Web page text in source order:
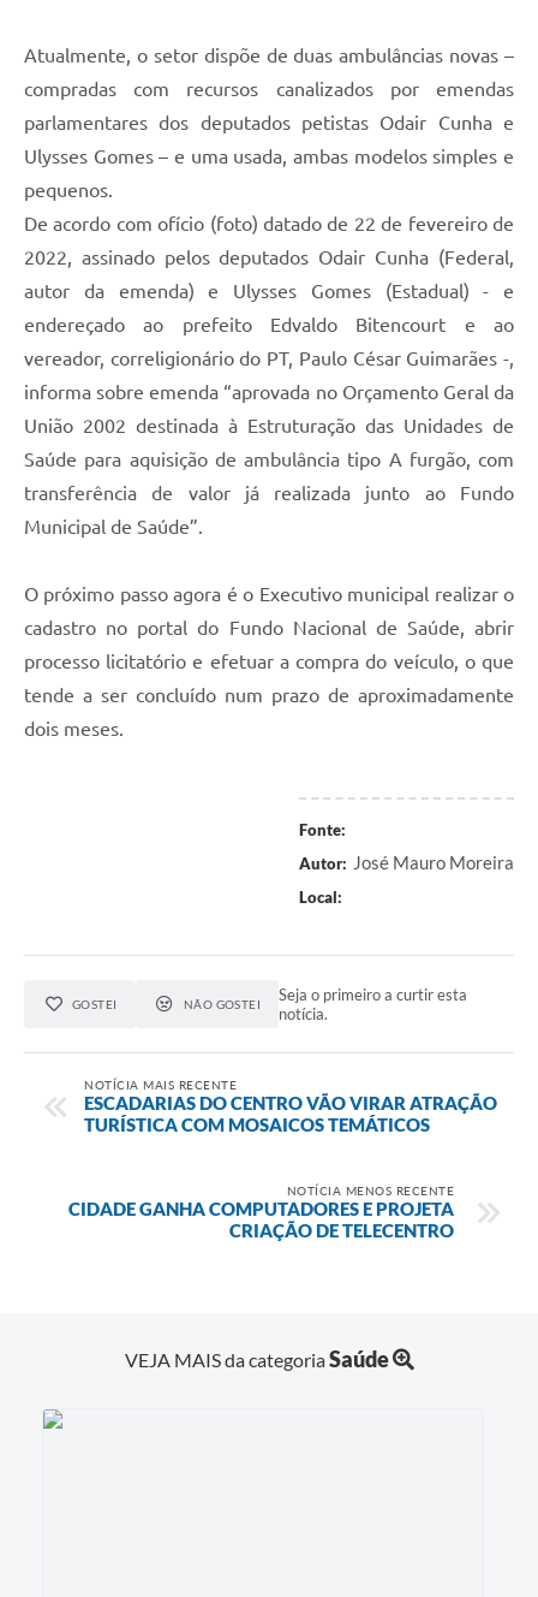
Atualmente, o setor dispõe de duas ambulâncias novas –
compradas com recursos canalizados por emendas
parlamentares dos deputados petistas Odair Cunha e
Ulysses Gomes – e uma usada, ambas modelos simples e
pequenos.
De acordo com ofício (foto) datado de 22 de fevereiro de
2022, assinado pelos deputados Odair Cunha (Federal,
autor da emenda) e Ulysses Gomes (Estadual) - e
endereçado ao prefeito Edvaldo Bitencourt e ao
vereador, correligionário do PT, Paulo César Guimarães -,
informa sobre emenda “aprovada no Orçamento Geral da
União 2002 destinada à Estruturação das Unidades de
Saúde para aquisição de ambulância tipo A furgão, com
transferência de valor já realizada junto ao Fundo
Municipal de Saúde”.
O próximo passo agora é o Executivo municipal realizar o
cadastro no portal do Fundo Nacional de Saúde, abrir
processo licitatório e efetuar a compra do veículo, o que
tende a ser concluído num prazo de aproximadamente
dois meses.
Fonte:
Autor: José Mauro Moreira
Local:
GOSTEI NÃO GOSTEI
Seja o primeiro a curtir esta
notícia.
NOTÍCIA MAIS RECENTE
ESCADARIAS DO CENTRO VÃO VIRAR ATRAÇÃO
TURÍSTICA COM MOSAICOS TEMÁTICOS
NOTÍCIA MENOS RECENTE
CIDADE GANHA COMPUTADORES E PROJETA
CRIAÇÃO DE TELECENTRO
VEJA MAIS da categoriaSaúde